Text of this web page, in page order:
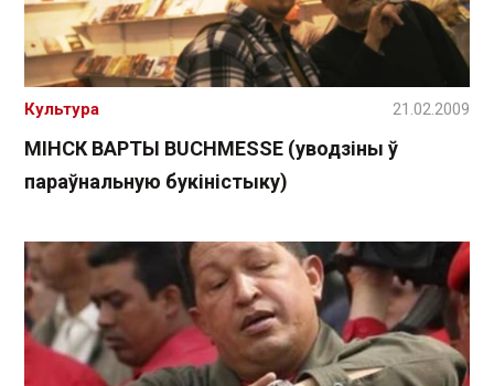
МІНСК ВАРТЫ BUCHMESSE (уводзіны ў
параўнальную букіністыку)
Культура 21.02.2009